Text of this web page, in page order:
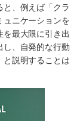
、例えば「クラ
ニケーションを
最大限に引き出
し、自発的な行動
説明することは